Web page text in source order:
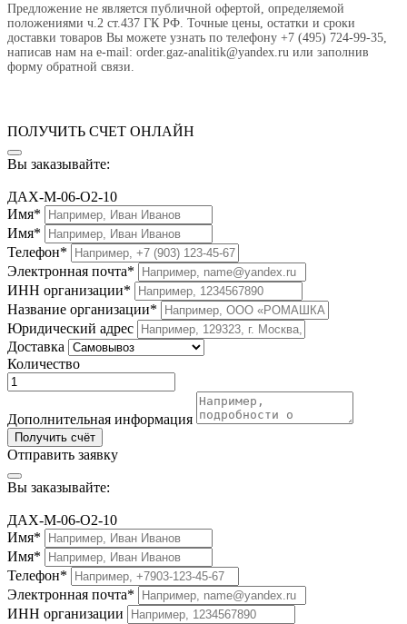
Предложение не является публичной офертой, определяемой
положениями ч.2 ст.437 ГК РФ. Точные цены, остатки и сроки
доставки товаров Вы можете узнать по телефону +7 (495) 724-99-35,
написав нам на e-mail: order.gaz-analitik@yandex.ru или заполнив
форму обратной связи.
ПОЛУЧИТЬ СЧЕТ ОНЛАЙН
Вы заказывайте:
ДАХ-М-06-O2-10
Имя*
Имя*
Телефон*
Электронная почта*
ИНН организации*
Название организации*
Юридический адрес
Доставка
Количество
Дополнительная информация
Получить счёт
Отправить заявку
Вы заказывайте:
ДАХ-М-06-O2-10
Имя*
Имя*
Телефон*
Электронная почта*
ИНН организации